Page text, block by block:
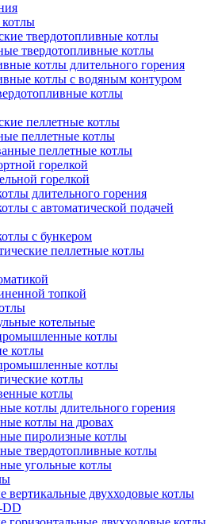
твердотопливные котлы
твердотопливные котлы
котлы длительного горения
котлы с водяным контуром
котлы
пеллетные котлы
пеллетные котлы
пеллетные котлы
горелкой
горелкой
длительного горения
с автоматической подачей
с бункером
пеллетные котлы
топкой
котельные
котлы
котлы
котлы
котлы
котлы
котлы длительного горения
котлы на дровах
пиролизные котлы
твердотопливные котлы
угольные котлы
вертикальные двухходовые котлы
DD